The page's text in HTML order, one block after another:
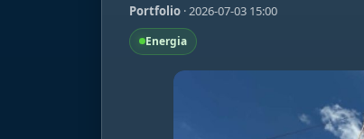
Portfolio · 2026-07-03 15:00
Energia